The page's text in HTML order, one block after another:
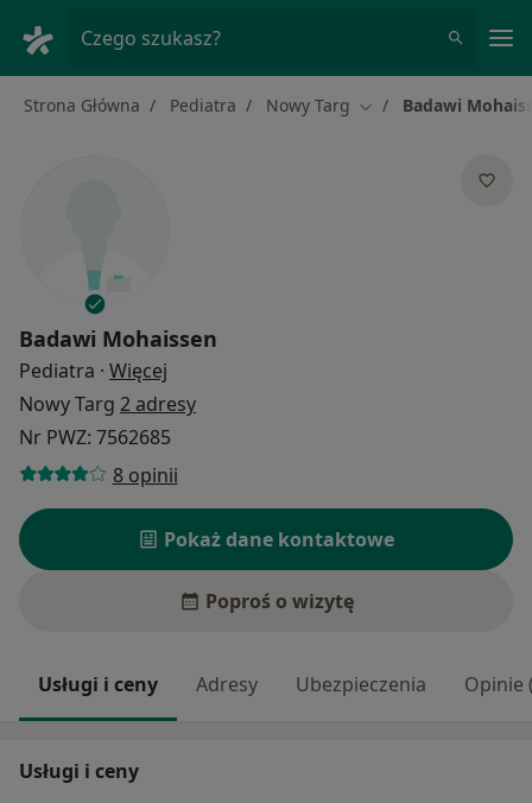
Czego szukasz?
Strona Główna Pediatra Nowy Targ Zmień miasto
Badawi
Badawi Mohaissen
Pediatra · Więcej
Nowy Targ 2 adresy
Nr PWZ: 7562685
8 opinii
Pokaż dane kontaktowe
Poproś o wizytę
Usługi i ceny Adresy Ubezpieczenia Opinie
Usługi i ceny